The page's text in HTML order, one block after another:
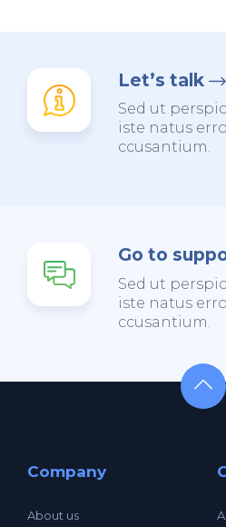
Let’s talk
Sed ut
iste natus
ccusantium.
Go to
Sed ut
iste natus
ccusantium.
Company
About us